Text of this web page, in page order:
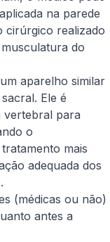
na parede
cirúrgico realizado
do
aparelho similar
Ele é
vertebral para
o
mais
adequada dos
(médicas ou não)
antes a